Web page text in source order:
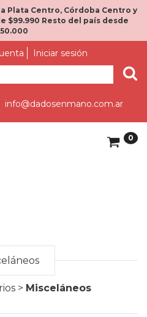
La Plata Centro, Córdoba Centro y
$99.990 Resto del país desde
Iniciar sesión
info@dadosenmano.com.ar
0
> Misceláneos